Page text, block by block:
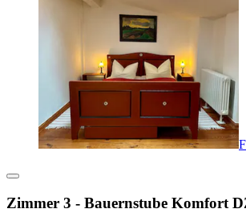
Zimmer 3 - Bauernstube Komfort